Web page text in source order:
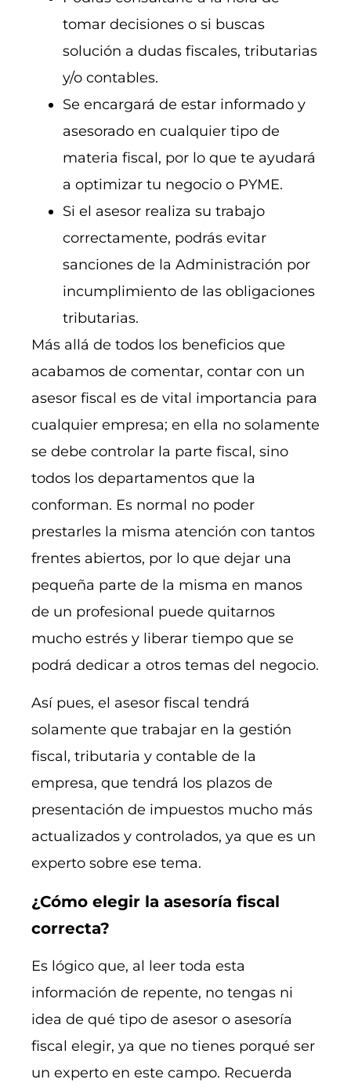
tomar decisiones o si buscas
solución a dudas fiscales, tributarias
y/o contables.
Se encargará de estar informado y
asesorado en cualquier tipo de
materia fiscal, por lo que te ayudará
a optimizar tu negocio o PYME.
Si el asesor realiza su trabajo
correctamente, podrás evitar
sanciones de la Administración por
incumplimiento de las obligaciones
tributarias.
Más allá de todos los beneficios que
acabamos de comentar, contar con un
asesor fiscal es de vital importancia para
cualquier empresa; en ella no solamente
se debe controlar la parte fiscal, sino
todos los departamentos que la
conforman. Es normal no poder
prestarles la misma atención con tantos
frentes abiertos, por lo que dejar una
pequeña parte de la misma en manos
de un profesional puede quitarnos
mucho estrés y liberar tiempo que se
podrá dedicar a otros temas del negocio.
Así pues, el asesor fiscal tendrá
solamente que trabajar en la gestión
fiscal, tributaria y contable de la
empresa, que tendrá los plazos de
presentación de impuestos mucho más
actualizados y controlados, ya que es un
experto sobre ese tema.
¿Cómo elegir la asesoría fiscal
correcta?
Es lógico que, al leer toda esta
información de repente, no tengas ni
idea de qué tipo de asesor o asesoría
fiscal elegir, ya que no tienes porqué ser
un experto en este campo. Recuerda